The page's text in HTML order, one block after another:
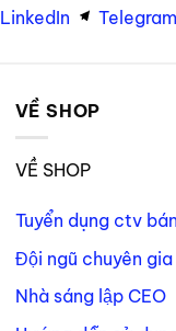
LinkedIn Telegram
VỀ SHOP
VỀ SHOP
Tuyển dụng ctv
Đội ngũ chuyên gia
Nhà sáng lập CEO